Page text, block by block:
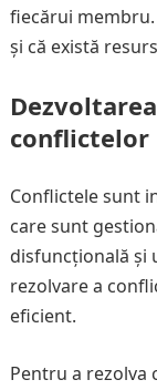
fiecărui
și că există
conflictelor
Conflictele sunt
care sunt
disfuncțională și
rezolvare a
eficient.
Pentru a rezolva